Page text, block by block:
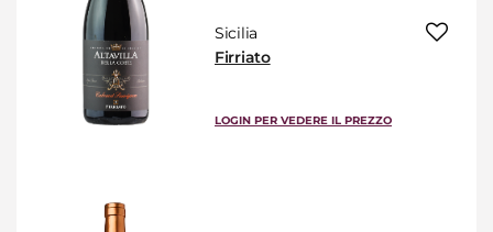
Sicilia
Firriato
LOGIN PER VEDERE IL PREZZO